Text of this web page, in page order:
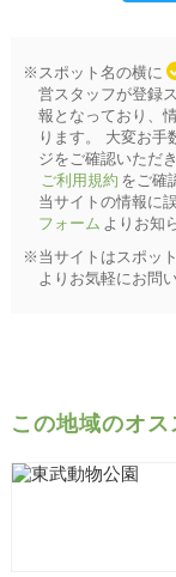
※スポット名の横に
営スタッフが登録
報となっており、
ります。 大変お手
ジをご確認いただ
ご利用規約 をご確
当サイトの情報に
フォーム よりお知
※当サイトはスポッ
よりお気軽にお問
この地域のオス